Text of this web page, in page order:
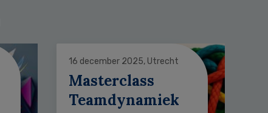
16 december 2025, Utrecht
Masterclass
Teamdynamiek